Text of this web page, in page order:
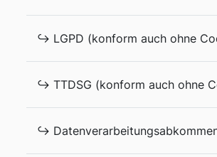
↪ LGPD (konform auch ohne
↪ TTDSG (konform auch ohne
↪